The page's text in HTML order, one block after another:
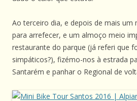
Ao terceiro dia, e depois de mais um
para arrefecer, e um almoço meio
restaurante do parque (já referi que
simpáticos?), fizémo-nos à estrada
Santarém e panhar o Regional de